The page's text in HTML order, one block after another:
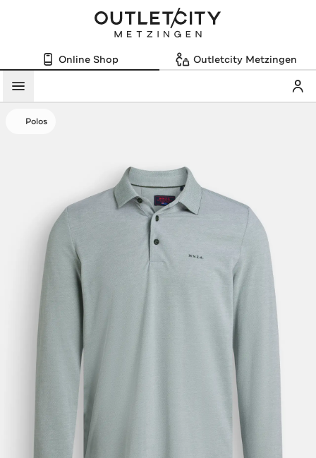
Online Shop Outletcity Metzingen
Menü
Polos